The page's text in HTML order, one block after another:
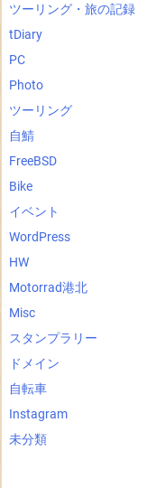
ツーリング・旅の記録
tDiary
PC
Photo
ツーリング
自鯖
FreeBSD
Bike
イベント
WordPress
HW
Motorrad港北
Misc
スタンプラリー
ドメイン
自転車
Instagram
未分類